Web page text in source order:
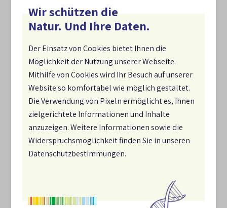
Wir schützen die
Natur. Und Ihre Daten.
Der Einsatz von Cookies bietet Ihnen die
Möglichkeit der Nutzung unserer Webseite.
Mithilfe von Cookies wird Ihr Besuch auf unserer
Website so komfortabel wie möglich gestaltet.
Die Verwendung von Pixeln ermöglicht es, Ihnen
zielgerichtete Informationen und Inhalte
anzuzeigen. Weitere Informationen sowie die
Widerspruchsmöglichkeit finden Sie in unseren
Datenschutzbestimmungen.
Maßnahme 5.1).
Umsetzung durch:
BMLEH [i] ,BMUKN
7.4 Natürliche Waldentwicklung (NWE 5)
7.4.1
Bis 2025 erfolgt ein Einschlagsstopp in alten
naturnahen Buchenwäldern auf den Flächen des
BMLEH